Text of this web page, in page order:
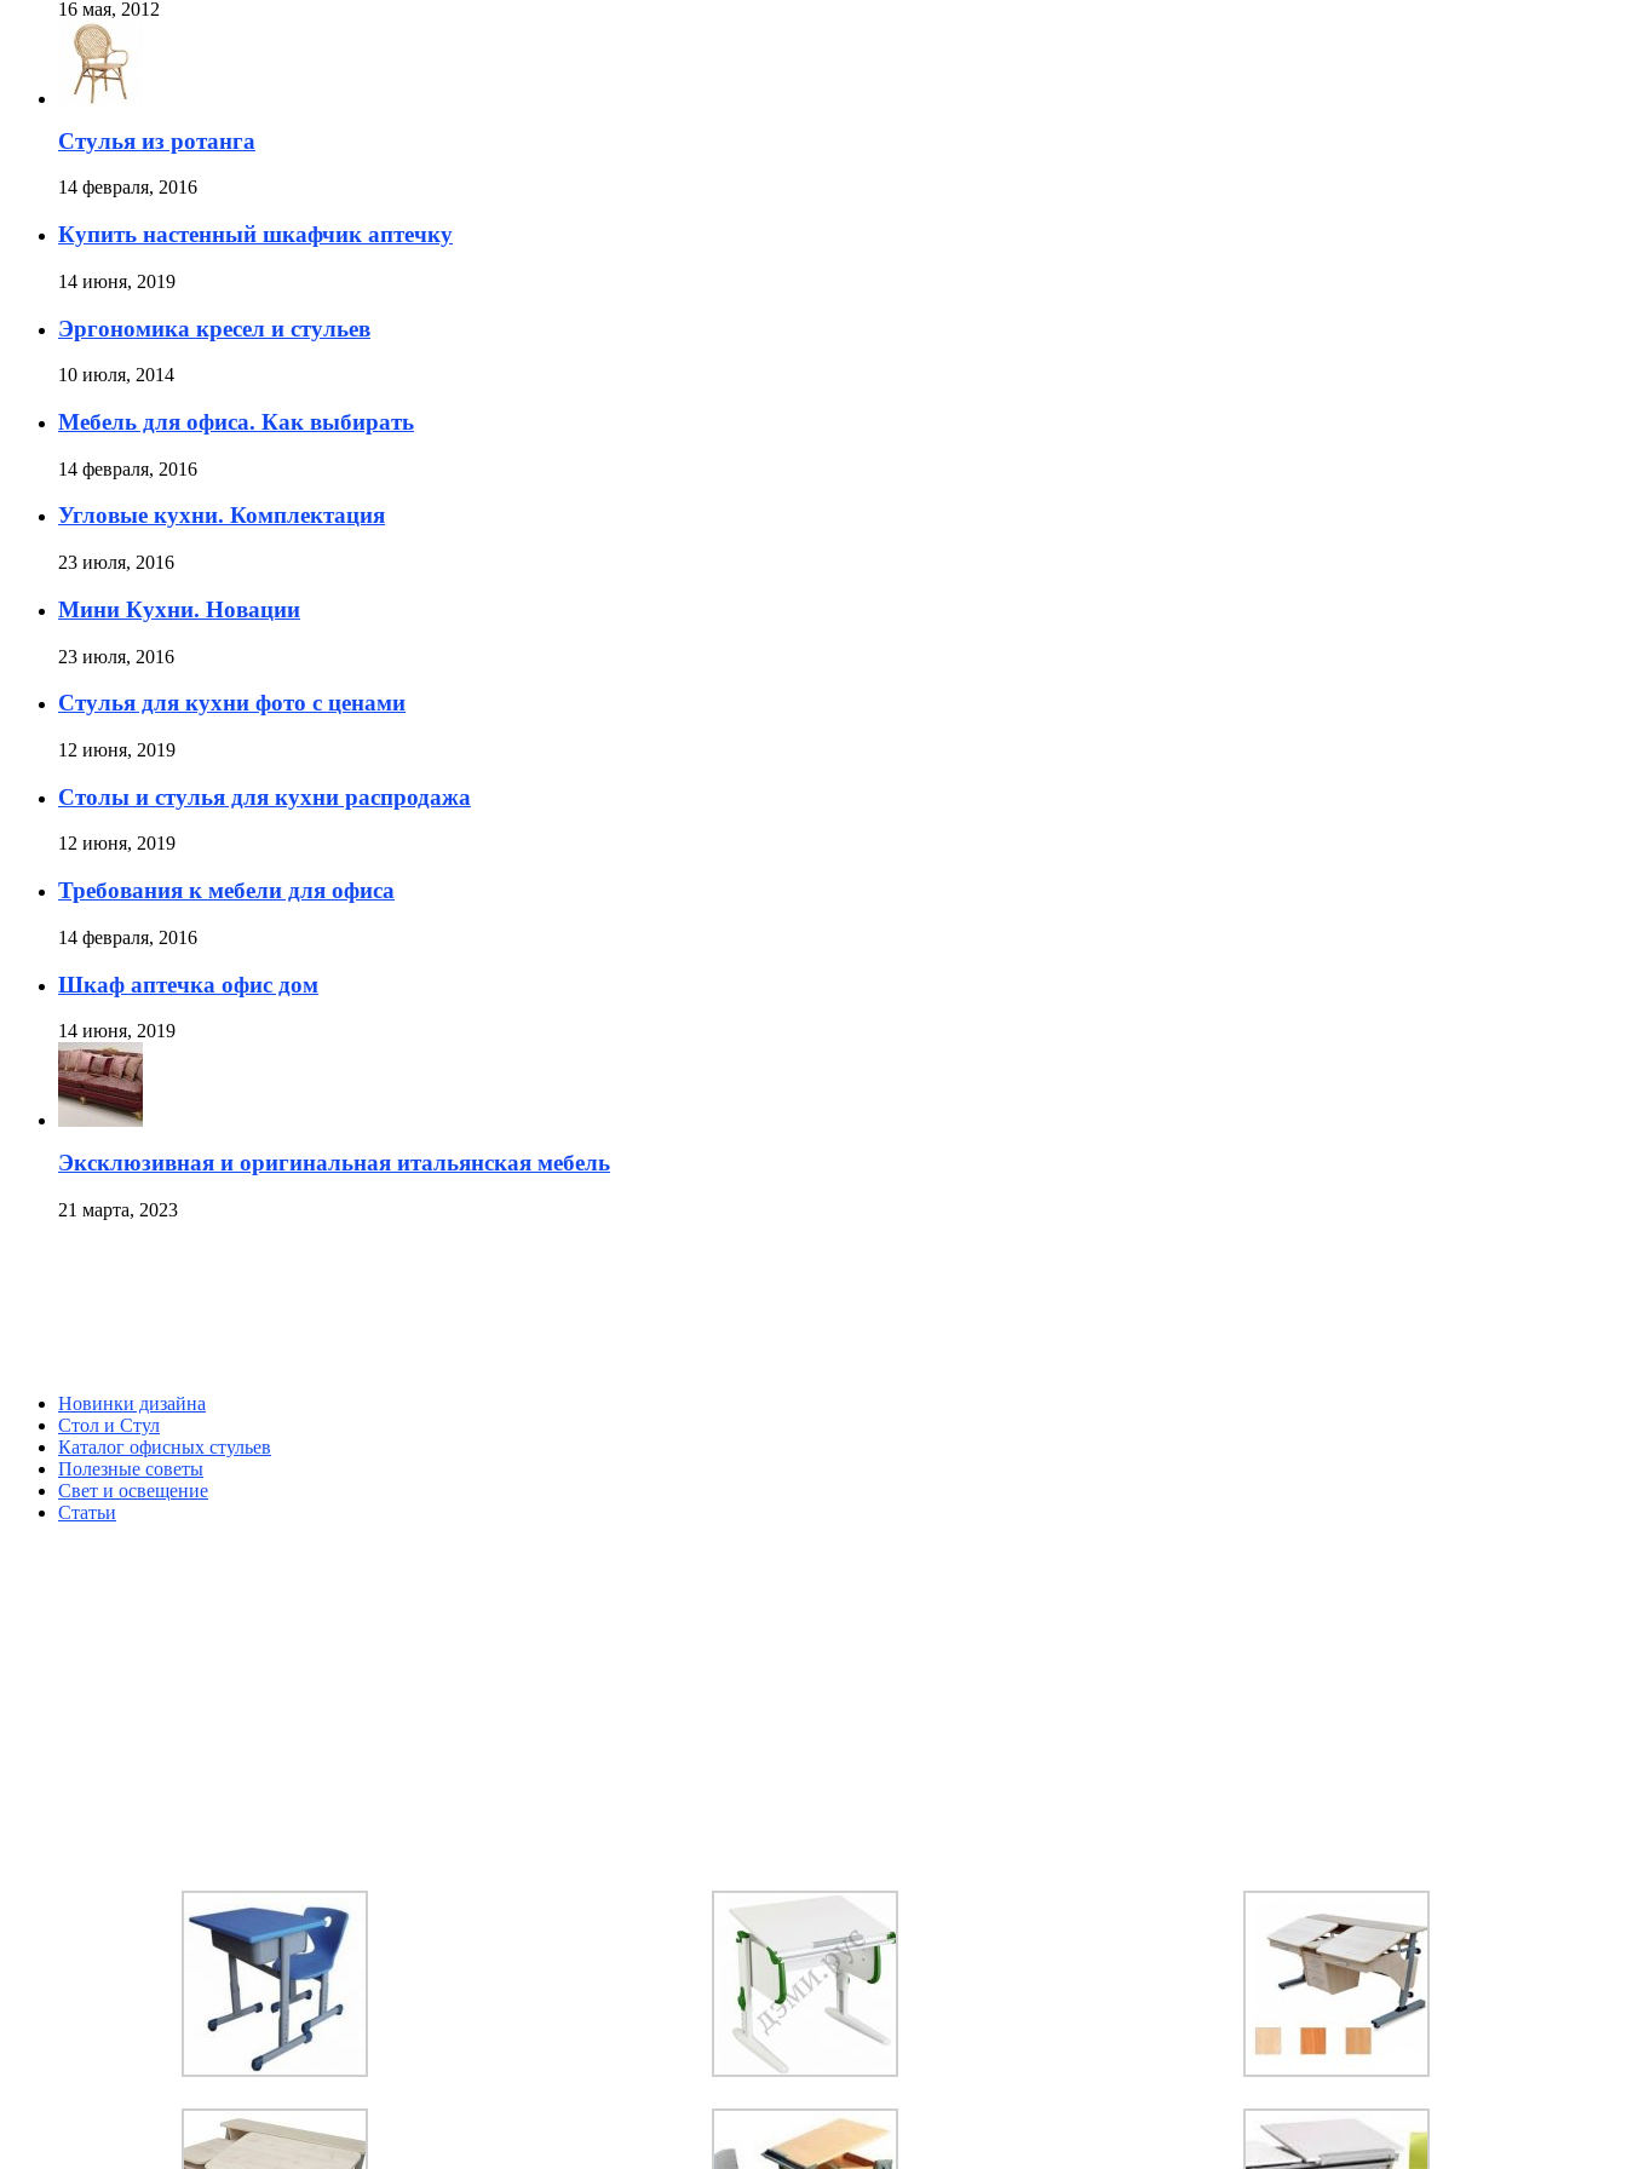
16 мая, 2012
Стулья из ротанга
14 февраля, 2016
Купить настенный шкафчик аптечку
14 июня, 2019
Эргономика кресел и стульев
10 июля, 2014
Мебель для офиса. Как выбирать
14 февраля, 2016
Угловые кухни. Комплектация
23 июля, 2016
Мини Кухни. Новации
23 июля, 2016
Стулья для кухни фото с ценами
12 июня, 2019
Столы и стулья для кухни распродажа
12 июня, 2019
Требования к мебели для офиса
14 февраля, 2016
Шкаф аптечка офис дом
14 июня, 2019
Эксклюзивная и оригинальная итальянская мебель
21 марта, 2023
Новинки дизайна
Стол и Стул
Каталог офисных стульев
Полезные советы
Свет и освещение
Статьи